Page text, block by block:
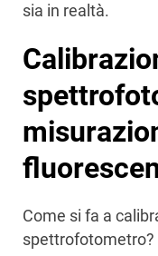
sia in realtà.
Come si fa a
spettrofotometro?